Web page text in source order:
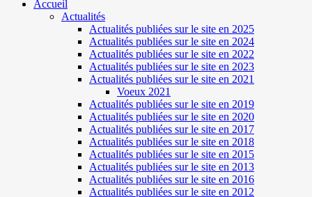
Accueil
Actualités
Actualités publiées sur le site en 2025
Actualités publiées sur le site en 2024
Actualités publiées sur le site en 2022
Actualités publiées sur le site en 2023
Actualités publiées sur le site en 2021
Voeux 2021
Actualités publiées sur le site en 2019
Actualités publiées sur le site en 2020
Actualités publiées sur le site en 2017
Actualités publiées sur le site en 2018
Actualités publiées sur le site en 2015
Actualités publiées sur le site en 2013
Actualités publiées sur le site en 2016
Actualités publiées sur le site en 2012